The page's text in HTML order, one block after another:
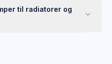
til radiatorer og